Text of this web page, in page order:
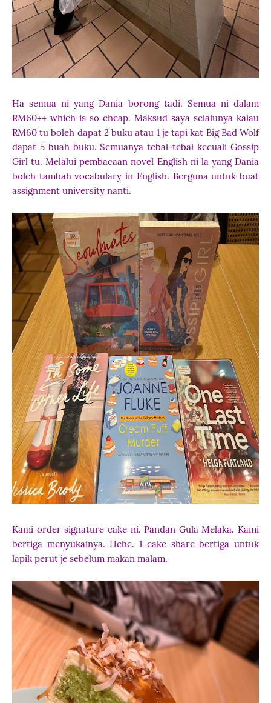
Ha semua ni yang Dania borong tadi. Semua ni dalam
RM60++ which is so cheap. Maksud saya selalunya kalau
RM60 tu boleh dapat 2 buku atau 1 je tapi kat Big Bad Wolf
dapat 5 buah buku. Semuanya tebal-tebal kecuali Gossip
Girl tu. Melalui pembacaan novel English ni la yang Dania
boleh tambah vocabulary in English. Berguna untuk buat
assignment university nanti.
Kami order signature cake ni. Pandan Gula Melaka. Kami
bertiga menyukainya. Hehe. 1 cake share bertiga untuk
lapik perut je sebelum makan malam.